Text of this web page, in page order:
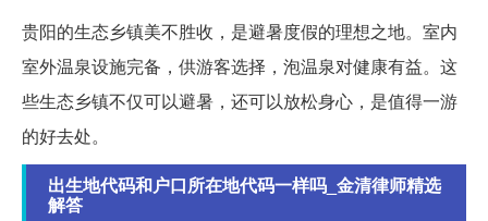
贵阳的生态乡镇美不胜收，是避暑度假的理想之地。室内
室外温泉设施完备，供游客选择，泡温泉对健康有益。这
些生态乡镇不仅可以避暑，还可以放松身心，是值得一游
的好去处。
出生地代码和户口所在地代码一样吗_金清律师精选
解答